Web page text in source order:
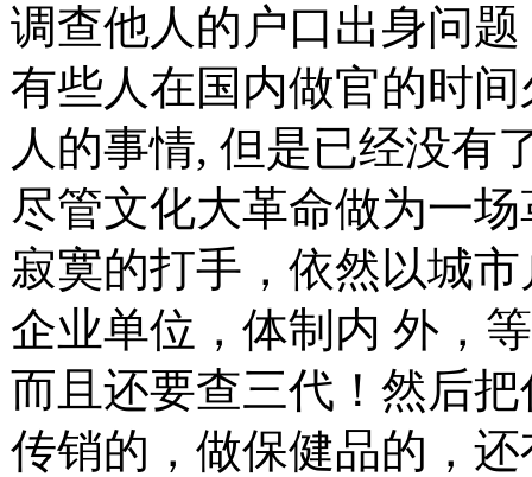
调查他人的户口出身问
有些人在国内做官的时
人的事情, 但是已经没有
尽管文化大革命做为一
寂寞的打手，依然以城
企业单位，体制内 外，
而且还要查三代！然后
传销的，做保健品的，